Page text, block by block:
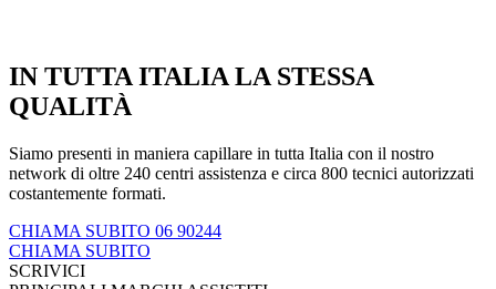
IN TUTTA ITALIA LA STESSA
QUALITÀ
Siamo presenti in maniera capillare in tutta Italia con il nostro
network di oltre 240 centri assistenza e circa 800 tecnici autorizzati
costantemente formati.
CHIAMA SUBITO 06 90244
CHIAMA SUBITO
SCRIVICI